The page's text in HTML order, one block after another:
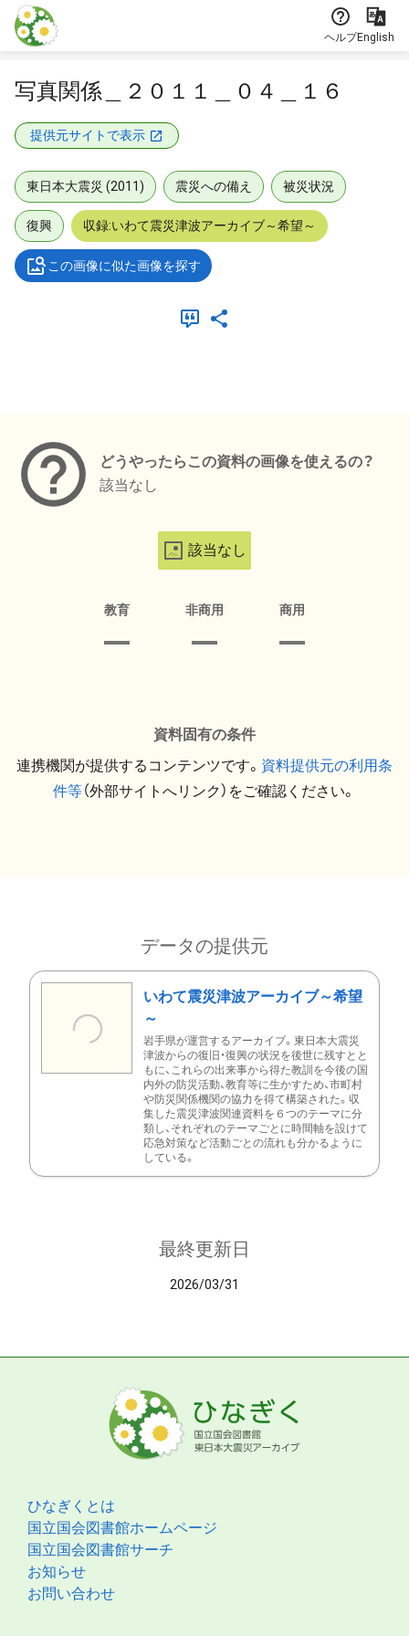
本文に飛ぶ
ヘルプEnglish
写真関係＿２０１１＿０４＿１６
提供元サイトで表示
東日本大震災 (2011) 震災への備え 被災状況
復興 収録:いわて震災津波アーカイブ～希望～
この画像に似た画像を探す
どうやったらこの資料の画像を使えるの？
該当なし
該当なし
教育 非商用 商用
資料固有の条件
連携機関が提供するコンテンツです。 資料提供元の利用条
件等（外部サイトへリンク）をご確認ください。
データの提供元
いわて震災津波アーカイブ～希望
～
岩手県が運営するアーカイブ。東日本大震災
津波からの復旧・復興の状況を後世に残すとと
もに、これらの出来事から得た教訓を今後の国
内外の防災活動、教育等に生かすため、市町村
や防災関係機関の協力を得て構築された。収
集した震災津波関連資料を６つのテーマに分
類し、それぞれのテーマごとに時間軸を設けて
応急対策など活動ごとの流れも分かるように
している。
最終更新日
2026/03/31
ひなぎくとは
国立国会図書館ホームページ
国立国会図書館サーチ
お知らせ
お問い合わせ